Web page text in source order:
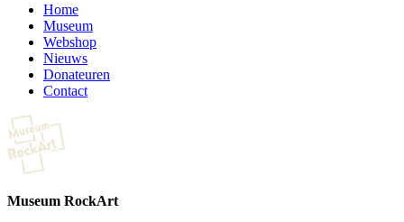
Home
Museum
Webshop
Nieuws
Donateuren
Contact
Museum RockArt